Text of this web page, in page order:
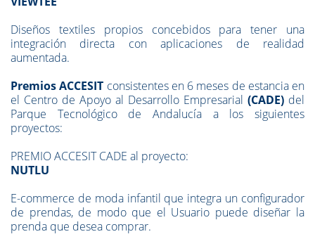
Diseños textiles propios concebidos para tener una
integración directa con aplicaciones de realidad
aumentada.
Premios ACCESIT consistentes en 6 meses de estancia en
el Centro de Apoyo al Desarrollo Empresarial (CADE) del
Parque Tecnológico de Andalucía a los siguientes
proyectos:
PREMIO ACCESIT CADE al proyecto:
NUTLU
E-commerce de moda infantil que integra un configurador
de prendas, de modo que el Usuario puede diseñar la
prenda que desea comprar.